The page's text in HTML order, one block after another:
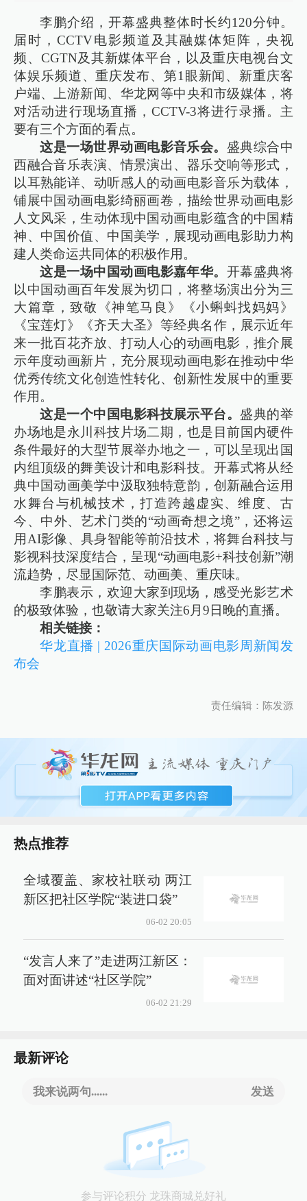
李鹏介绍，开幕盛典整体时长约120分钟。
届时，CCTV电影频道及其融媒体矩阵，央视
频、CGTN及其新媒体平台，以及重庆电视台文
体娱乐频道、重庆发布、第1眼新闻、新重庆客
户端、上游新闻、华龙网等中央和市级媒体，将
对活动进行现场直播，CCTV-3将进行录播。主
要有三个方面的看点。
这是一场世界动画电影音乐会。 盛典综合中
西融合音乐表演、情景演出、器乐交响等形式，
以耳熟能详、动听感人的动画电影音乐为载体，
铺展中国动画电影绮丽画卷，描绘世界动画电影
人文风采，生动体现中国动画电影蕴含的中国精
神、中国价值、中国美学，展现动画电影助力构
建人类命运共同体的积极作用。
这是一场中国动画电影嘉年华。 开幕盛典将
以中国动画百年发展为切口，将整场演出分为三
大篇章，致敬《神笔马良》《小蝌蚪找妈妈》
《宝莲灯》《齐天大圣》等经典名作，展示近年
来一批百花齐放、打动人心的动画电影，推介展
示年度动画新片，充分展现动画电影在推动中华
优秀传统文化创造性转化、创新性发展中的重要
作用。
这是一个中国电影科技展示平台。 盛典的举
办场地是永川科技片场二期，也是目前国内硬件
条件最好的大型节展举办地之一，可以呈现出国
内组顶级的舞美设计和电影科技。开幕式将从经
典中国动画美学中汲取独特意韵，创新融合运用
水舞台与机械技术，打造跨越虚实、维度、古
今、中外、艺术门类的“动画奇想之境”，还将运
用AI影像、具身智能等前沿技术，将舞台科技与
影视科技深度结合，呈现“动画电影+科技创新”潮
流趋势，尽显国际范、动画美、重庆味。
李鹏表示，欢迎大家到现场，感受光影艺术
的极致体验，也敬请大家关注6月9日晚的直播。
相关链接：
华龙直播 | 2026重庆国际动画电影周新闻发
布会
责任编辑：陈发源
热点推荐
全域覆盖、家校社联动 两江
新区把社区学院“装进口袋”
06-02 20:05
“发言人来了”走进两江新区：
面对面讲述“社区学院”
06-02 21:29
最新评论
我来说两句...... 发送
参与评论积分 龙珠商城兑好礼